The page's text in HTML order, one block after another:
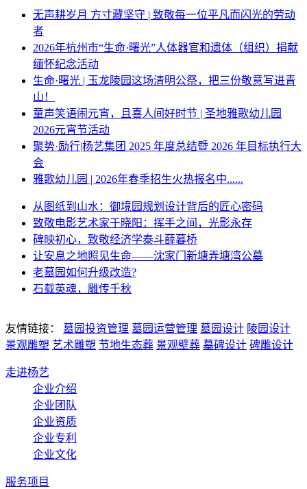
无声耕岁月 方寸藏坚守 | 致敬每一位平凡而闪光的劳动
者
2026年杭州市“生命·曙光”人体器官和遗体（组织）捐献
缅怀纪念活动
生命·曙光 | 玉龙陵园这场清明公祭，把三份敬意写进青
山！
童声笑语闹元宵，且喜人间好时节 | 圣地雅歌幼儿园
2026元宵节活动
聚势·励行|杨艺集团 2025 年度总结暨 2026 年目标执行大
会
雅歌幼儿园 | 2026年春季招生火热报名中......
从图纸到山水：御境园规划设计背后的匠心密码
致敬电影艺术家于晓阳：挥手之间，光影永存
碑映初心，致敬经济学泰斗薛暮桥
让安息之地照见生命——沈家门新塘弄塘湾公墓
老墓园如何升级改造?
石载英魂，雕传千秋
友情链接： 墓园投资管理 墓园运营管理 墓园设计 陵园设计
景观雕塑 艺术雕塑 节地生态葬 景观壁葬 墓碑设计 碑雕设计
走进杨艺
企业介绍
企业团队
企业资质
企业专利
企业文化
服务项目